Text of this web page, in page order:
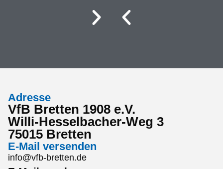
Adresse
VfB Bretten 1908 e.V.
Willi-Hesselbacher-Weg 3
75015 Bretten
E-Mail versenden
info@vfb-bretten.de